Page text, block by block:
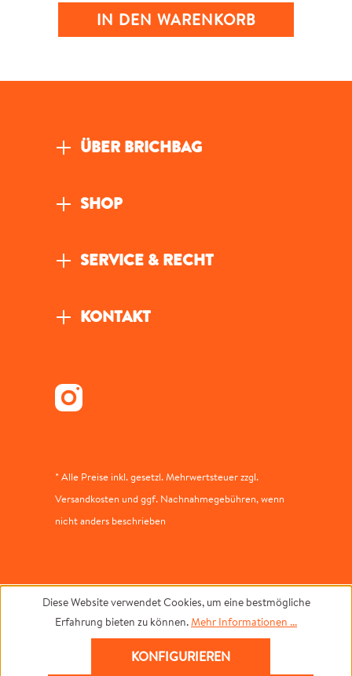
IN DEN WARENKORB
ÜBER BRICHBAG
SHOP
SERVICE & RECHT
KONTAKT
* Alle Preise inkl. gesetzl. Mehrwertsteuer zzgl.
Versandkosten und ggf. Nachnahmegebühren, wenn
nicht anders beschrieben
Diese Website verwendet Cookies, um eine bestmögliche
Erfahrung bieten zu können.Mehr Informationen ...
KONFIGURIEREN